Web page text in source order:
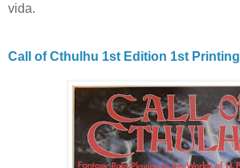
vida.
Call of Cthulhu 1st Edition 1st Printing